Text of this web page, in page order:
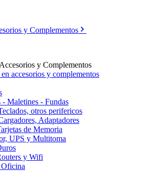
y Complementos
Accesorios y Complementos
accesorios y complementos
- Maletines - Fundas
otros perifericos
Adaptadores
de Memoria
UPS y Multitoma
y Wifi
Oficina